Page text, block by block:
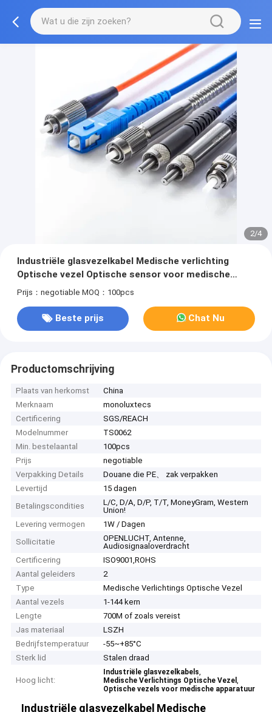
2/4
Industriële glasvezelkabel Medische verlichting
Optische vezel Optische sensor voor medische
apparaten en instrumenten
Prijs：negotiable MOQ：100pcs
Beste prijs Chat Nu
Productomschrijving
Plaats van herkomst
China
Merknaam
monoluxtecs
Certificering
SGS/REACH
Modelnummer
TS0062
Min. bestelaantal
100pcs
Prijs
negotiable
Verpakking Details
Douane die PE、 zak verpakken
Levertijd
15 dagen
Betalingscondities
L/C, D/A, D/P, T/T, MoneyGram, Western
Union!
Levering vermogen
1W / Dagen
Sollicitatie
OPENLUCHT, Antenne,
Audiosignaaloverdracht
Certificering
ISO9001,ROHS
Aantal geleiders
2
Type
Medische Verlichtings Optische Vezel
Aantal vezels
1-144 kern
Lengte
700M of zoals vereist
Jas materiaal
LSZH
Bedrijfstemperatuur
-55~+85°C
Sterk lid
Stalen draad
Hoog licht:
Industriële glasvezelkabels,
Medische Verlichtings Optische Vezel,
Optische vezels voor medische apparatuur
Industriële glasvezelkabel Medische